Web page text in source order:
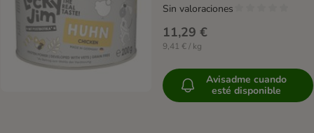
11,29 €
9,41 € / kg
Sin valoraciones
Avisadme cuando
esté disponible